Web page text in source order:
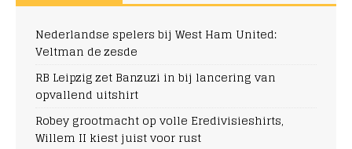
Nederlandse spelers bij West Ham United:
Veltman de zesde
RB Leipzig zet Banzuzi in bij lancering van
opvallend uitshirt
Robey grootmacht op volle Eredivisieshirts,
Willem II kiest juist voor rust